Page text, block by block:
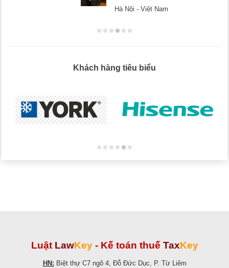
Hà Nội - Việt Nam
Khách hàng tiêu biểu
Luật LawKey - Kế toán thuế TaxKey
HN: Biệt thự C7 ngõ 4, Đỗ Đức Dục, P. Từ Liêm